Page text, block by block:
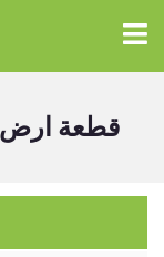
قطعة ارض